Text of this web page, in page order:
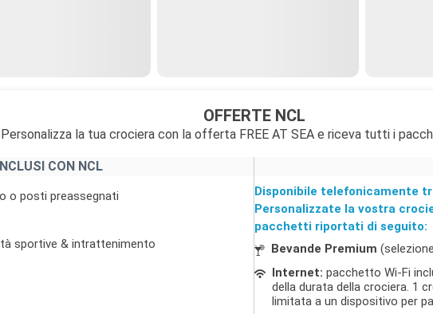
OFFERTE NCL
Personalizza la tua crociera con la offerta FREE AT SEA e riceva tutti i
CON NCL
o posti preassegnati
sportive & intrattenimento
Disponibile telefonicamente
Personalizzate la vostra
pacchetti riportati di seguito:
Bevande Premium
Internet: pacchetto Wi-Fi
della durata della crociera. 1
limitata a un dispositivo per